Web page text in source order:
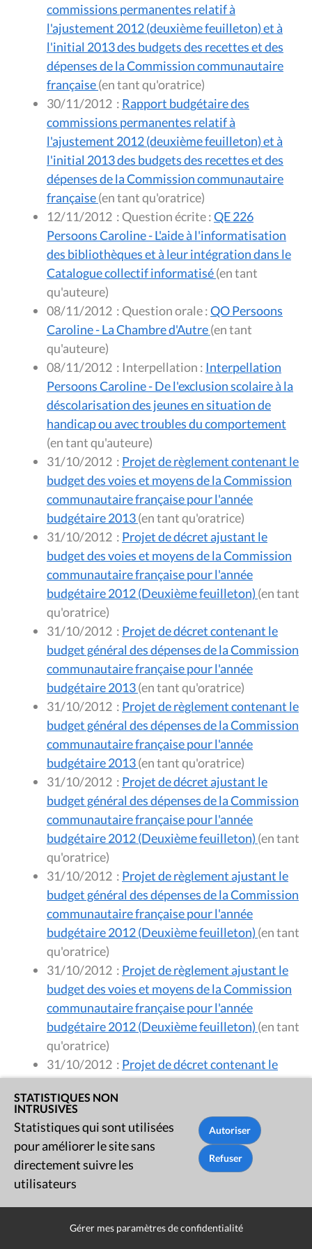
commissions permanentes relatif à
l'ajustement 2012 (deuxième feuilleton) et à
l'initial 2013 des budgets des recettes et des
dépenses de la Commission communautaire
française
(en tant qu'oratrice)
30/11/2012 : Rapport budgétaire des
commissions permanentes relatif à
l'ajustement 2012 (deuxième feuilleton) et à
l'initial 2013 des budgets des recettes et des
dépenses de la Commission communautaire
française
(en tant qu'oratrice)
12/11/2012 : Question écrite :QE 226
Persoons Caroline - L'aide à l'informatisation
des bibliothèques et à leur intégration dans le
Catalogue collectif informatisé(en tant
qu'auteure)
08/11/2012 : Question orale :QO Persoons
Caroline - La Chambre d'Autre(en tant
qu'auteure)
08/11/2012 : Interpellation : Interpellation
Persoons Caroline - De l'exclusion scolaire à la
déscolarisation des jeunes en situation de
handicap ou avec troubles du comportement
(en tant qu'auteure)
31/10/2012 : Projet de règlement contenant le
budget des voies et moyens de la Commission
communautaire française pour l'année
budgétaire 2013
(en tant qu'oratrice)
31/10/2012 : Projet de décret ajustant le
budget des voies et moyens de la Commission
communautaire française pour l'année
budgétaire 2012 (Deuxième feuilleton) (en tant
qu'oratrice)
31/10/2012 : Projet de décret contenant le
budget général des dépenses de la Commission
communautaire française pour l'année
budgétaire 2013
(en tant qu'oratrice)
31/10/2012 : Projet de règlement contenant le
budget général des dépenses de la Commission
communautaire française pour l'année
budgétaire 2013
(en tant qu'oratrice)
31/10/2012 : Projet de décret ajustant le
budget général des dépenses de la Commission
communautaire française pour l'année
budgétaire 2012 (Deuxième feuilleton) (en tant
qu'oratrice)
31/10/2012 : Projet de règlement ajustant le
budget général des dépenses de la Commission
communautaire française pour l'année
budgétaire 2012 (Deuxième feuilleton) (en tant
qu'oratrice)
31/10/2012 : Projet de règlement ajustant le
budget des voies et moyens de la Commission
communautaire française pour l'année
budgétaire 2012 (Deuxième feuilleton) (en tant
qu'oratrice)
31/10/2012 : Projet de décret contenant le
communautaire française pour l'année
budgétaire 2013
(en tant qu'oratrice)
Session 2011 - 2012
règlements ajustant le budget des recettes et
STATISTIQUES NON
INTRUSIVES
Statistiques qui sont utilisées
pour améliorer le site sans
directement suivre les
utilisateurs
Gérer mes paramètres de confidentialité